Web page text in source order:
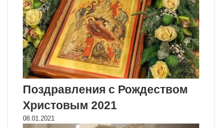
Поздравления с Рождеством
Христовым 2021
08.01.2021